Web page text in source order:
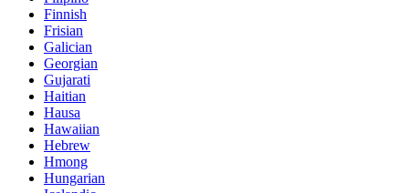
Finnish
Frisian
Galician
Georgian
Gujarati
Haitian
Hausa
Hawaiian
Hebrew
Hmong
Hungarian